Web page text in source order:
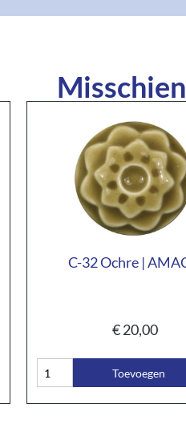
C-32 Ochre |
€20,00
Toevoegen